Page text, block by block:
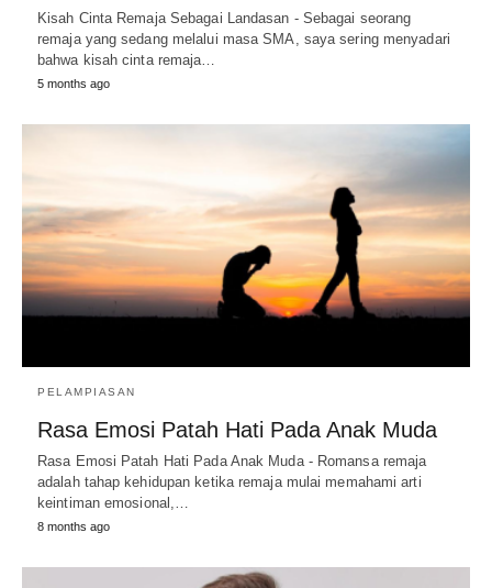
Kisah Cinta Remaja Sebagai Landasan - Sebagai seorang
remaja yang sedang melalui masa SMA, saya sering menyadari
bahwa kisah cinta remaja…
5 months ago
PELAMPIASAN
Rasa Emosi Patah Hati Pada Anak Muda
Rasa Emosi Patah Hati Pada Anak Muda - Romansa remaja
adalah tahap kehidupan ketika remaja mulai memahami arti
keintiman emosional,…
8 months ago